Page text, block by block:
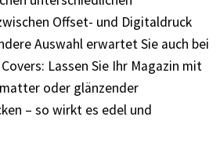
Offset- und Digitaldruck
Auswahl erwartet Sie auch bei
Lassen Sie Ihr Magazin mit
oder glänzender
– so wirkt es edel und